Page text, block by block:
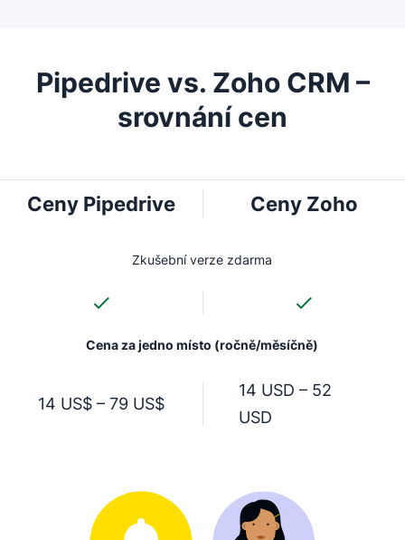
Pipedrive vs. Zoho CRM –
srovnání cen
Ceny Pipedrive Ceny Zoho
Zkušební verze zdarma
Cena za jedno místo (ročně/měsíčně)
14 US$ – 79 US$
14 USD – 52
USD